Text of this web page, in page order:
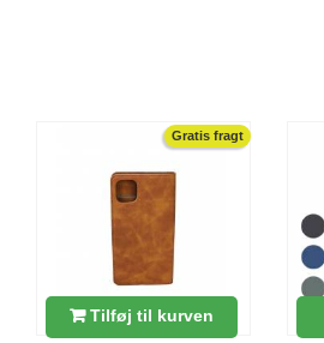
Gratis fragt
Tilføj til kurven